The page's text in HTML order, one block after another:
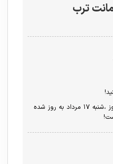
ترب
قیمت محصولات سایت امروز ،شنبه ۱۷ مرداد به روز شده